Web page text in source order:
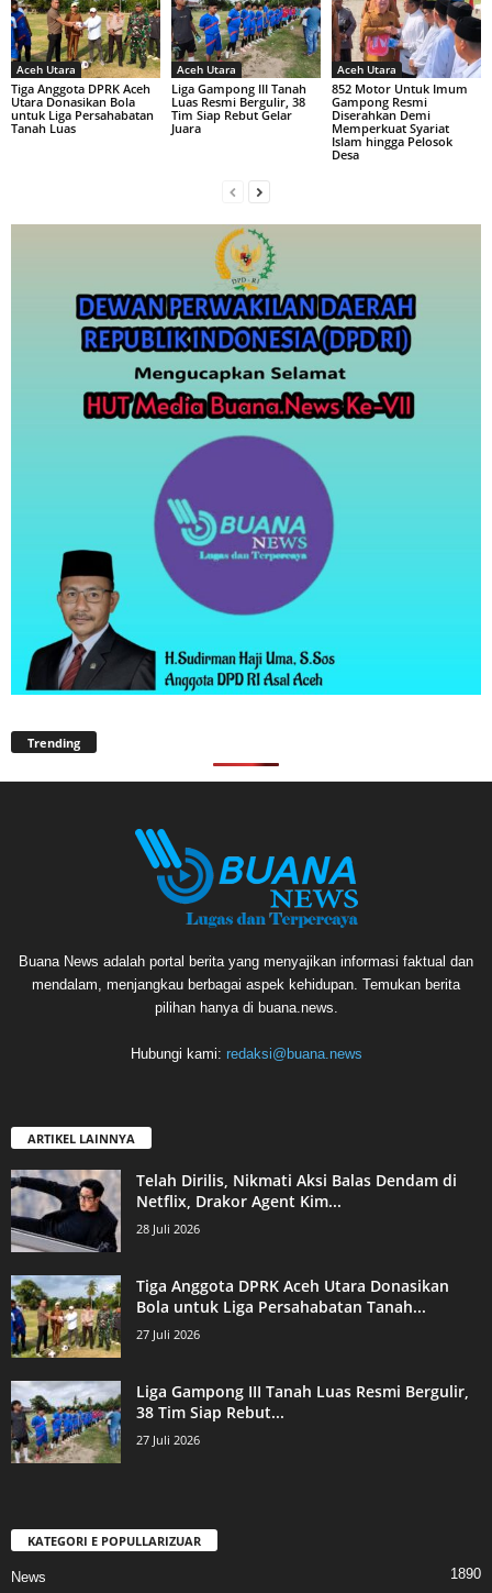
Aceh Utara
Tiga Anggota DPRK Aceh
Utara Donasikan Bola
untuk Liga Persahabatan
Tanah Luas
Aceh Utara
Liga Gampong III Tanah
Luas Resmi Bergulir, 38
Tim Siap Rebut Gelar
Juara
Aceh Utara
852 Motor Untuk Imum
Gampong Resmi
Diserahkan Demi
Memperkuat Syariat
Islam hingga Pelosok
Desa
Trending
Buana News adalah portal berita yang menyajikan informasi faktual dan
mendalam, menjangkau berbagai aspek kehidupan. Temukan berita
pilihan hanya di buana.news.
Hubungi kami: redaksi@buana.news
ARTIKEL LAINNYA
Telah Dirilis, Nikmati Aksi Balas Dendam di
Netflix, Drakor Agent Kim...
28 Juli 2026
Tiga Anggota DPRK Aceh Utara Donasikan
Bola untuk Liga Persahabatan Tanah...
27 Juli 2026
Liga Gampong III Tanah Luas Resmi Bergulir,
38 Tim Siap Rebut...
27 Juli 2026
KATEGORI E POPULLARIZUAR
News 1890